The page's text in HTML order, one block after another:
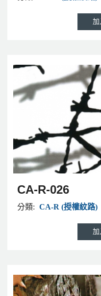
CA-R-026
分類: CA-R (授權紋路)